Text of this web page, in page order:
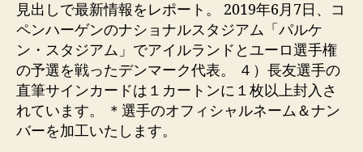
見出しで最新情報をレポート。 2019年6月7日、コ
ペンハーゲンのナショナルスタジアム「パルケ
ン・スタジアム」でアイルランドとユーロ選手権
の予選を戦ったデンマーク代表。 ４）長友選手の
直筆サインカードは１カートンに１枚以上封入さ
れています。 ＊選手のオフィシャルネーム＆ナン
バーを加工いたします。